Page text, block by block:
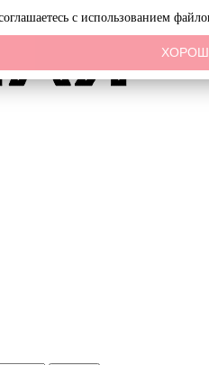
с использованием